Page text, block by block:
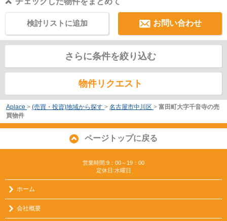
お問い合わせ
検討リストに追加
さらに条件を絞り込む
物件リクエスト
Aplace > (売買・投資)地域から探す > 名古屋市中川区 > 富田町大字千音寺の売
買物件
ページトップに戻る
営業時間:9：00～19：00
定休日:水曜日
ホーム
会社概要